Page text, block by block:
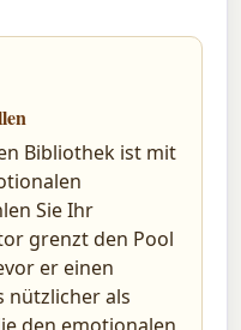
Bibliothek ist mit
Sie Ihr
grenzt den Pool
er einen
nützlicher als
den emotionalen